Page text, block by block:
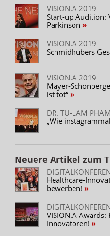
VISION.A 2019
Start-up Audition:
Parkinson
VISION.A 2019
Schmidhubers
VISION.A 2019
Mayer-
ist tot“
DR. TU-LAM
„Wie
Neuere Artikel zum
Healthcare-
bewerben!
VISION.A
Innovatoren!